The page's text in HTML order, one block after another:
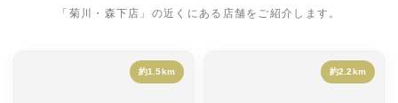
「菊川・森下店」の近くにある店舗をご紹介します。
約1.5km 約2.2km